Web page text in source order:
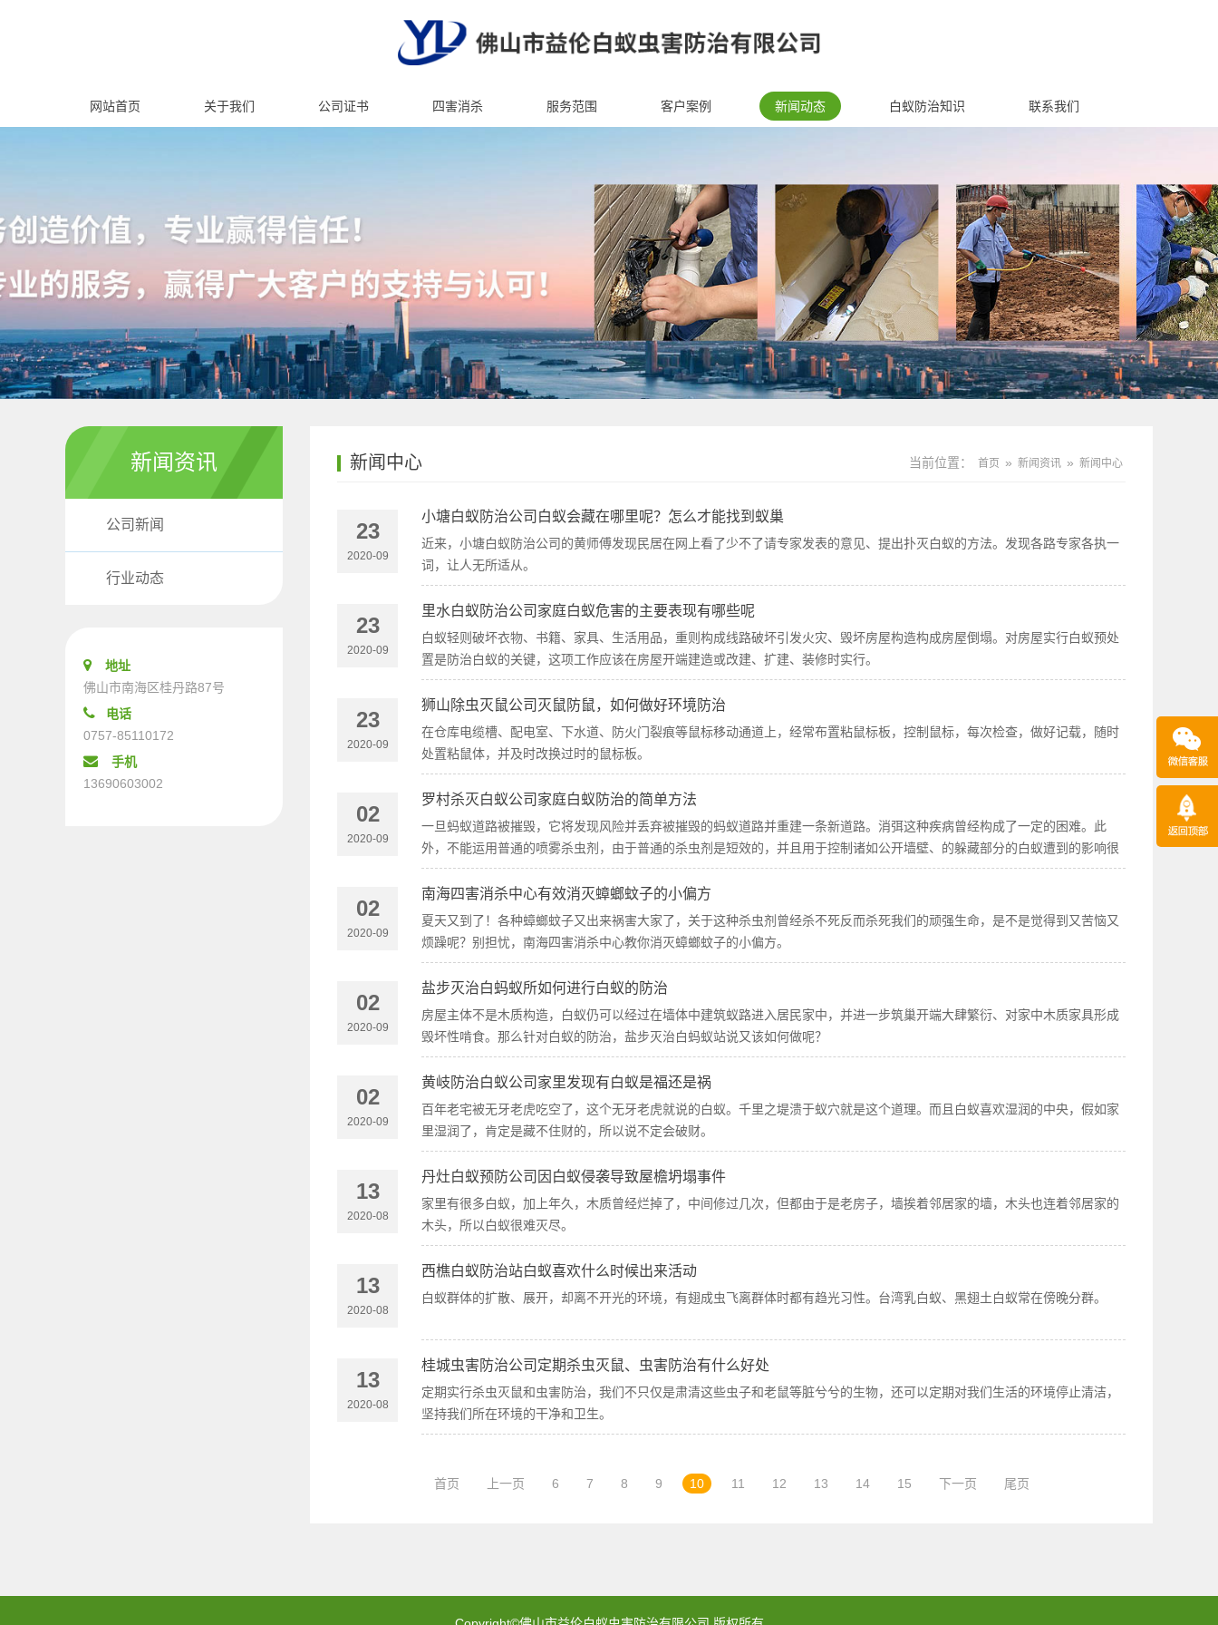
网站首页 关于我们 公司证书 四害消杀 服务范围 客户案例 新闻动态 白蚁防治知识 联系我们
新闻资讯
公司新闻
行业动态
地址
佛山市南海区桂丹路87号
电话
0757-85110172
手机
13690603002
新闻中心 当前位置： 首页 » 新闻资讯 » 新闻中心
23
2020-09
小塘白蚁防治公司白蚁会藏在哪里呢？怎么才能找到蚁巢
近来，小塘白蚁防治公司的黄师傅发现民居在网上看了少不了请专家发表的意见、提出扑灭白蚁的方法。发现各路专家各执一
词，让人无所适从。
23
2020-09
里水白蚁防治公司家庭白蚁危害的主要表现有哪些呢
白蚁轻则破坏衣物、书籍、家具、生活用品，重则构成线路破坏引发火灾、毁坏房屋构造构成房屋倒塌。对房屋实行白蚁预处
置是防治白蚁的关键，这项工作应该在房屋开端建造或改建、扩建、装修时实行。
23
2020-09
狮山除虫灭鼠公司灭鼠防鼠，如何做好环境防治
在仓库电缆槽、配电室、下水道、防火门裂痕等鼠标移动通道上，经常布置粘鼠标板，控制鼠标，每次检查，做好记载，随时
处置粘鼠体，并及时改换过时的鼠标板。
02
2020-09
罗村杀灭白蚁公司家庭白蚁防治的简单方法
一旦蚂蚁道路被摧毁，它将发现风险并丢弃被摧毁的蚂蚁道路并重建一条新道路。消弭这种疾病曾经构成了一定的困难。此
外，不能运用普通的喷雾杀虫剂，由于普通的杀虫剂是短效的，并且用于控制诸如公开墙壁、的躲藏部分的白蚁遭到的影响很
小。
02
2020-09
南海四害消杀中心有效消灭蟑螂蚊子的小偏方
夏天又到了！各种蟑螂蚊子又出来祸害大家了，关于这种杀虫剂曾经杀不死反而杀死我们的顽强生命，是不是觉得到又苦恼又
烦躁呢？别担忧，南海四害消杀中心教你消灭蟑螂蚊子的小偏方。
02
2020-09
盐步灭治白蚂蚁所如何进行白蚁的防治
房屋主体不是木质构造，白蚁仍可以经过在墙体中建筑蚁路进入居民家中，并进一步筑巢开端大肆繁衍、对家中木质家具形成
毁坏性啃食。那么针对白蚁的防治，盐步灭治白蚂蚁站说又该如何做呢？
02
2020-09
黄岐防治白蚁公司家里发现有白蚁是福还是祸
百年老宅被无牙老虎吃空了，这个无牙老虎就说的白蚁。千里之堤溃于蚁穴就是这个道理。而且白蚁喜欢湿润的中央，假如家
里湿润了，肯定是藏不住财的，所以说不定会破财。
13
2020-08
丹灶白蚁预防公司因白蚁侵袭导致屋檐坍塌事件
家里有很多白蚁，加上年久，木质曾经烂掉了，中间修过几次，但都由于是老房子，墙挨着邻居家的墙，木头也连着邻居家的
木头，所以白蚁很难灭尽。
13
2020-08
西樵白蚁防治站白蚁喜欢什么时候出来活动
白蚁群体的扩散、展开，却离不开光的环境，有翅成虫飞离群体时都有趋光习性。台湾乳白蚁、黑翅土白蚁常在傍晚分群。
13
2020-08
桂城虫害防治公司定期杀虫灭鼠、虫害防治有什么好处
定期实行杀虫灭鼠和虫害防治，我们不只仅是肃清这些虫子和老鼠等脏兮兮的生物，还可以定期对我们生活的环境停止清洁，
坚持我们所在环境的干净和卫生。
首页 上一页 6 7 8 9 10 11 12 13 14 15 下一页 尾页